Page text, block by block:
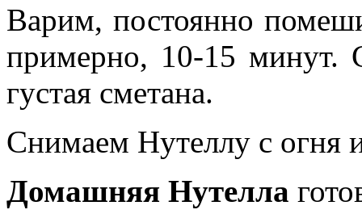
Варим, постоянно
примерно, 10-15 минут.
густая сметана.
Снимаем Нутеллу с огня
Домашняя Нутелла